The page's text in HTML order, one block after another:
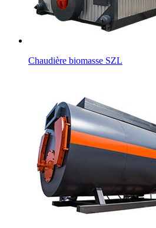
Chaudière biomasse SZL